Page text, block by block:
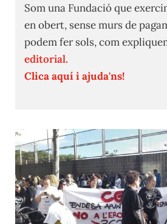
Som una Fundació que
en obert, sense murs de
podem fer sols, com
editorial.
Clica aquí i ajuda'ns!